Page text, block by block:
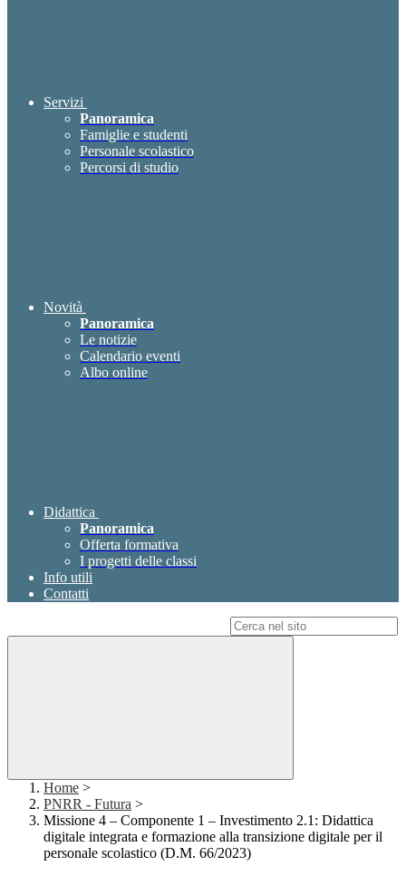
Servizi
Panoramica
Famiglie e studenti
Personale scolastico
Percorsi di studio
Novità
Panoramica
Le notizie
Calendario eventi
Albo online
Didattica
Panoramica
Offerta formativa
I progetti delle classi
Info utili
Contatti
Home >
PNRR - Futura >
Missione 4 – Componente 1 – Investimento 2.1: Didattica
digitale integrata e formazione alla transizione digitale per il
personale scolastico (D.M. 66/2023)